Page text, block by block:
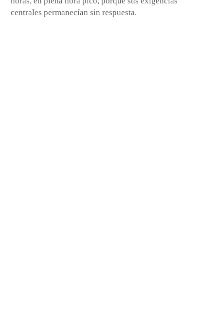
centrales permanecían sin respuesta.